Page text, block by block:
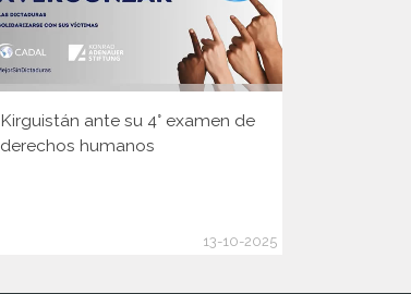
Kirguistán ante su 4° examen de
derechos humanos
13-10-2025